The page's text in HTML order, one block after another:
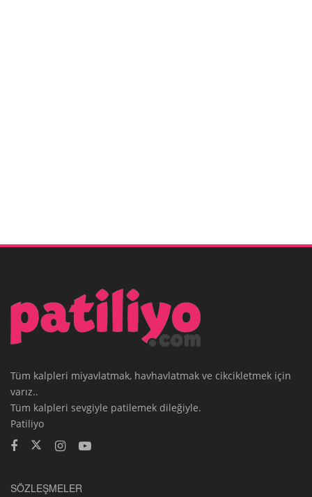
Tüm kalpleri miyavlatmak, havhavlatmak ve cikcikletmek için
varız..
Tüm kalpleri sevgiyle patilemek dileğiyle.
Patiliyo
SÖZLEŞMELER